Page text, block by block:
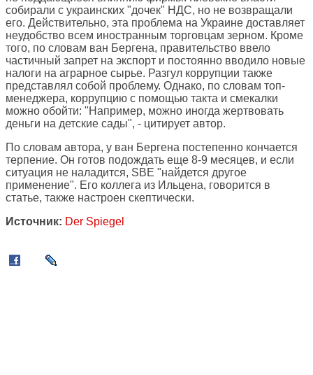
собирали с украинских "дочек" НДС, но не возвращали
его. Действительно, эта проблема на Украине доставляет
неудобство всем иностранным торговцам зерном. Кроме
того, по словам ван Бергена, правительство ввело
частичный запрет на экспорт и постоянно вводило новые
налоги на аграрное сырье. Разгул коррупции также
представлял собой проблему. Однако, по словам топ-
менеджера, коррупцию с помощью такта и смекалки
можно обойти: "Например, можно иногда жертвовать
деньги на детские сады", - цитирует автор.
По словам автора, у ван Бергена постепенно кончается
терпение. Он готов подождать еще 8-9 месяцев, и если
ситуация не наладится, SBE "найдется другое
применение". Его коллега из Ильцена, говорится в
статье, также настроен скептически.
Источник: Der Spiegel